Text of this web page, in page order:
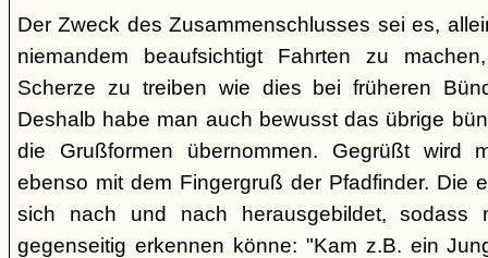
Der Zweck des Zusammenschlusses sei es,
niemandem beaufsichtigt Fahrten zu
Scherze zu treiben wie dies bei früheren
Deshalb habe man auch bewusst das übrige
die Grußformen übernommen. Gegrüßt wird
ebenso mit dem Fingergruß der Pfadfinder. Die
sich nach und nach herausgebildet,
gegenseitig erkennen könne: "Kam z.B. ein